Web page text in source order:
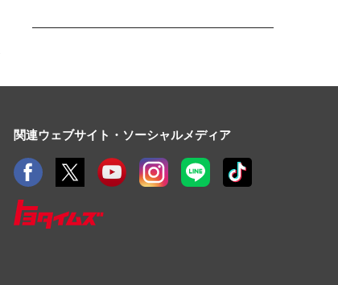
関連ウェブサイト・ソーシャルメディア